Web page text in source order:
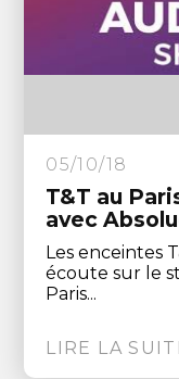
05/10/18
T&T au
avec
Les enceintes
écoute sur le
Paris...
LIRE LA